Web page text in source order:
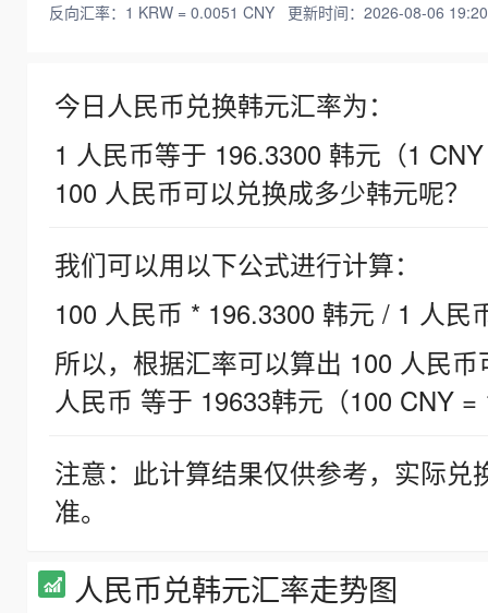
反向汇率：1 KRW = 0.0051 CNY 更新时间：2026-08-06
今日人民币兑换韩元汇率为：
1 人民币等于 196.3300 韩元（1
100 人民币可以兑换成多少韩元呢？
我们可以用以下公式进行计算：
100 人民币 * 196.3300 韩元 / 1 人民
所以，根据汇率可以算出 100 人民
人民币 等于 19633韩元（100 CNY =
注意：此计算结果仅供参考，实际
准。
人民币兑韩元汇率走势图